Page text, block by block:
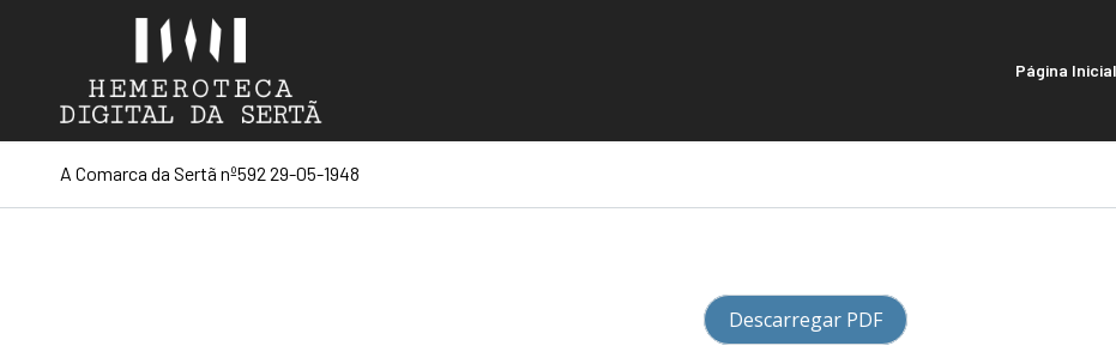
Página Inicial
A Comarca da Sertã nº592 29-05-1948
Descarregar PDF